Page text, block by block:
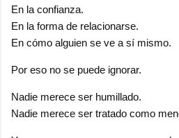
En la confianza.
En la forma de relacionarse.
En cómo alguien se ve a sí mismo.
Por eso no se puede ignorar.
Nadie merece ser humillado.
Nadie merece ser tratado como